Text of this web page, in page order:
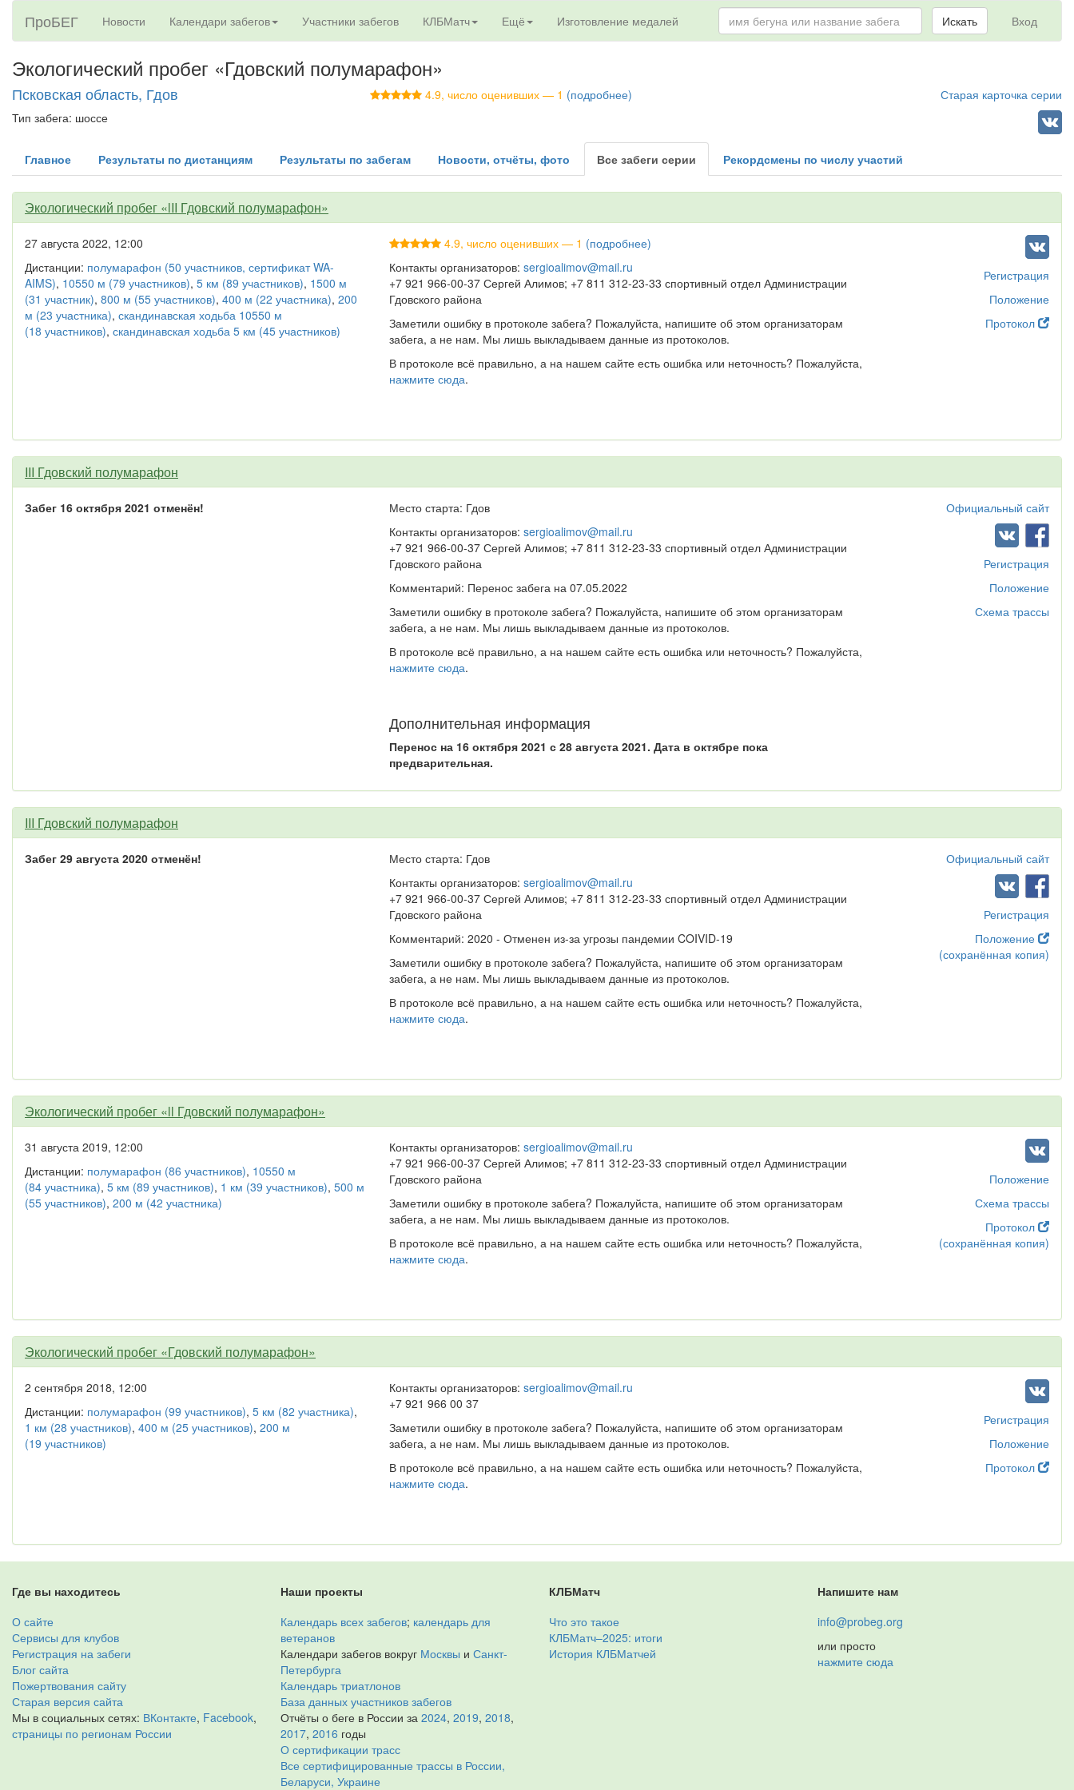
ПроБЕГ Новости Календари забегов Участники забегов КЛБМатч Ещё Изготовление медалей Вход
Искать
Экологический пробег «Гдовский полумарафон»
Псковская область, Гдов
Тип забега: шоссе
4.9, число оценивших — 1 (подробнее) Старая карточка серии
Главное Результаты по дистанциям Результаты по забегам Новости, отчёты, фото Все забеги серии Рекордсмены по числу участий
Экологический пробег «lII Гдовский полумарафон»
27 августа 2022, 12:00
Дистанции: полумарафон (50 участников, сертификат WA-
AIMS), 10550 м (79 участников), 5 км (89 участников), 1500 м
(31 участник), 800 м (55 участников), 400 м (22 участника), 200
м (23 участника), скандинавская ходьба 10550 м
(18 участников), скандинавская ходьба 5 км (45 участников)
4.9, число оценивших — 1 (подробнее)
Контакты организаторов: sergioalimov@mail.ru
+7 921 966-00-37 Сергей Алимов; +7 811 312-23-33 спортивный отдел Администрации
Гдовского района
Заметили ошибку в протоколе забега? Пожалуйста, напишите об этом организаторам
забега, а не нам. Мы лишь выкладываем данные из протоколов.
В протоколе всё правильно, а на нашем сайте есть ошибка или неточность? Пожалуйста,
нажмите сюда.
Регистрация
Положение
Протокол
III Гдовский полумарафон
Забег 16 октября 2021 отменён!
Место старта: Гдов
Контакты организаторов: sergioalimov@mail.ru
+7 921 966-00-37 Сергей Алимов; +7 811 312-23-33 спортивный отдел Администрации
Гдовского района
Комментарий: Перенос забега на 07.05.2022
Заметили ошибку в протоколе забега? Пожалуйста, напишите об этом организаторам
забега, а не нам. Мы лишь выкладываем данные из протоколов.
В протоколе всё правильно, а на нашем сайте есть ошибка или неточность? Пожалуйста,
нажмите сюда.
Дополнительная информация
Перенос на 16 октября 2021 с 28 августа 2021. Дата в октябре пока
предварительная.
Официальный сайт
Регистрация
Положение
Схема трассы
III Гдовский полумарафон
Забег 29 августа 2020 отменён!
Место старта: Гдов
Контакты организаторов: sergioalimov@mail.ru
+7 921 966-00-37 Сергей Алимов; +7 811 312-23-33 спортивный отдел Администрации
Гдовского района
Комментарий: 2020 - Отменен из-за угрозы пандемии COIVID-19
Заметили ошибку в протоколе забега? Пожалуйста, напишите об этом организаторам
забега, а не нам. Мы лишь выкладываем данные из протоколов.
В протоколе всё правильно, а на нашем сайте есть ошибка или неточность? Пожалуйста,
нажмите сюда.
Официальный сайт
Регистрация
Положение
(сохранённая копия)
Экологический пробег «ll Гдовский полумарафон»
31 августа 2019, 12:00
Дистанции: полумарафон (86 участников), 10550 м
(84 участника), 5 км (89 участников), 1 км (39 участников), 500 м
(55 участников), 200 м (42 участника)
Контакты организаторов: sergioalimov@mail.ru
+7 921 966-00-37 Сергей Алимов; +7 811 312-23-33 спортивный отдел Администрации
Гдовского района
Заметили ошибку в протоколе забега? Пожалуйста, напишите об этом организаторам
забега, а не нам. Мы лишь выкладываем данные из протоколов.
В протоколе всё правильно, а на нашем сайте есть ошибка или неточность? Пожалуйста,
нажмите сюда.
Положение
Схема трассы
Протокол
(сохранённая копия)
Экологический пробег «Гдовский полумарафон»
2 сентября 2018, 12:00
Дистанции: полумарафон (99 участников), 5 км (82 участника),
1 км (28 участников), 400 м (25 участников), 200 м
(19 участников)
Контакты организаторов: sergioalimov@mail.ru
+7 921 966 00 37
Заметили ошибку в протоколе забега? Пожалуйста, напишите об этом организаторам
забега, а не нам. Мы лишь выкладываем данные из протоколов.
В протоколе всё правильно, а на нашем сайте есть ошибка или неточность? Пожалуйста,
нажмите сюда.
Регистрация
Положение
Протокол
Где вы находитесь
О сайте
Сервисы для клубов
Регистрация на забеги
Блог сайта
Пожертвования сайту
Старая версия сайта
Мы в социальных сетях: ВКонтакте, Facebook,
страницы по регионам России
Наши проекты
Календарь всех забегов; календарь для
ветеранов
Календари забегов вокруг Москвы и Санкт-
Петербурга
Календарь триатлонов
База данных участников забегов
Отчёты о беге в России за 2024, 2019, 2018,
2017, 2016 годы
О сертификации трасс
Все сертифицированные трассы в России,
Беларуси, Украине
КЛБМатч
Что это такое
КЛБМатч–2025: итоги
История КЛБМатчей
Напишите нам
info@probeg.org
или просто
нажмите сюда